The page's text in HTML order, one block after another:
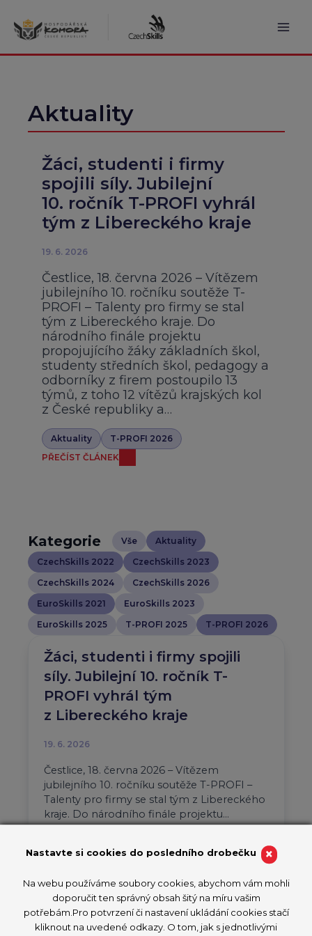
obsah
Aktuality
Žáci, studenti i firmy
spojili síly. Jubilejní
10. ročník T-PROFI vyhrál
tým z Libereckého kraje
19. 6. 2026
Čestlice, 18. června 2026 – Vítězem
jubilejního 10. ročníku soutěže T-
PROFI – Talenty pro firmy se stal
tým z Libereckého kraje. Do
národního finále projektu
propojujícího žáky základních škol,
studenty středních škol, pedagogy a
odborníky z firem postoupilo 13
týmů, z toho 12 vítězů krajských kol
z České republiky a…
Aktuality
T-PROFI 2026
PŘEČÍST ČLÁNEK
Kategorie Vše
Aktuality
CzechSkills 2022
CzechSkills 2023
CzechSkills 2024
CzechSkills 2026
EuroSkills 2021
EuroSkills 2023
EuroSkills 2025
T-PROFI 2025 T-PROFI 2026
Žáci, studenti i firmy spojili
síly. Jubilejní 10. ročník T-
PROFI vyhrál tým
z Libereckého kraje
19. 6. 2026
Čestlice, 18. června 2026 – Vítězem
jubilejního 10. ročníku soutěže T-PROFI –
Talenty pro firmy se stal tým z Libereckého
kraje. Do národního finále projektu…
×
Nastavte si cookies do posledního drobečku
Na webu používáme soubory cookies, abychom vám mohli
doporučit ten správný obsah šitý na míru vašim
potřebám.Pro potvrzení či nastavení ukládání cookies stačí
kliknout na uvedené odkazy. O tom, jak s jednotlivými